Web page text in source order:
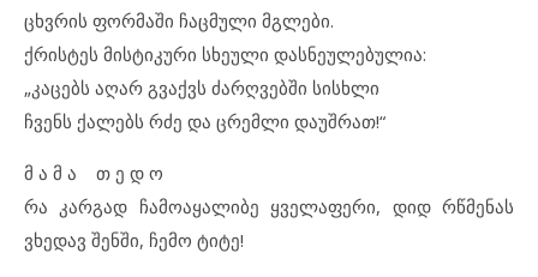
ცხვრის ფორმაში ჩაცმული მგლები.
ქრისტეს მისტიკური სხეული დასნეულებულია:
„კაცებს აღარ გვაქვს ძარღვებში სისხლი
ჩვენს ქალებს რძე და ცრემლი დაუშრათ!“
მ ა მ ა თ ე დ ო
რა კარგად ჩამოაყალიბე ყველაფერი, დიდ რწმენას
ვხედავ შენში, ჩემო ტიტე!